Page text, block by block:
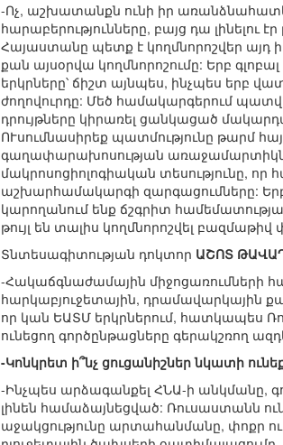
-Ոչ, աշխատանքն ունի իր
հարաբերությունները, բայց դա լինելու
Հայաստանը պետք է կողմնորոշվեր այդ
քան այսօրվա կողմնորոշումը: Երբ
երկրները՝ ճիշտ այնպես, ինչպես երբ
ժողովուրդը: Մեծ համակարգերում
դրույթները կիրառել ցանկացած
ՈՒսումնասիրեք պատմությունը թարմ
գաղափարախոսության
մակրոսոցիոլոգիական տեսությունը,
աշխարհամակարգի զարգացումները:
կարողանում ենք ճշգրիտ
թույլ են տալիս կողմնորոշվել
Տնտեսագիտության դոկտոր ԱՇՈՏ
-Հակաճգնաժամային միջոցառումների
հարկաբյուջետային, դրամավարկային
որ կան ԵԱՏՄ երկրներում, հատկապես
ունեցող գործընթացները գերակշռող
-Կոնկրետ ի՞նչ ցուցանիշներ նկատի
-Ինչպես արձագանքել ՀՆԱ-ի անկմանը,
լինեն համաձայնեցված: Ռուսաստանն
աջակցությունը արտահանմանը, փոքր